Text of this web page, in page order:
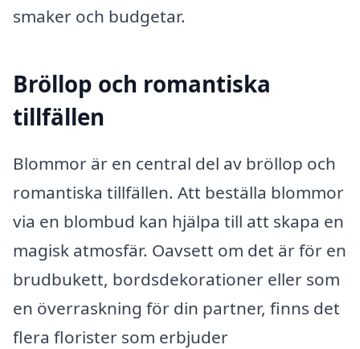
smaker och budgetar.
Bröllop och romantiska
tillfällen
Blommor är en central del av bröllop och
romantiska tillfällen. Att beställa blommor
via en blombud kan hjälpa till att skapa en
magisk atmosfär. Oavsett om det är för en
brudbukett, bordsdekorationer eller som
en överraskning för din partner, finns det
flera florister som erbjuder